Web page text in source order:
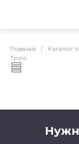
Главная / Каталог
Трос
Трос